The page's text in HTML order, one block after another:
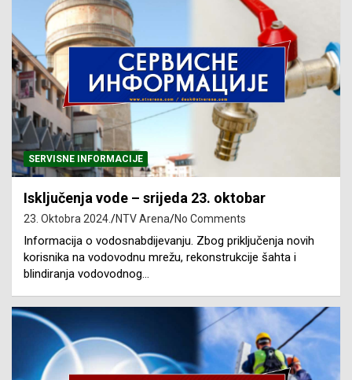
SERVISNE INFORMACIJE
Isključenja vode – srijeda 23. oktobar
23. Oktobra 2024. NTV Arena No Comments
Informacija o vodosnabdijevanju. Zbog priključenja novih
korisnika na vodovodnu mrežu, rekonstrukcije šahta i
blindiranja vodovodnog…